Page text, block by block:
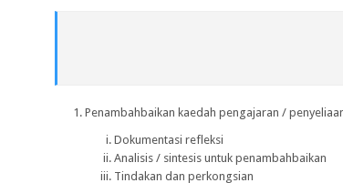
Penambahbaikan kaedah pengajaran /
Dokumentasi refleksi
Analisis / sintesis untuk penambahbaikan
Tindakan dan perkongsian